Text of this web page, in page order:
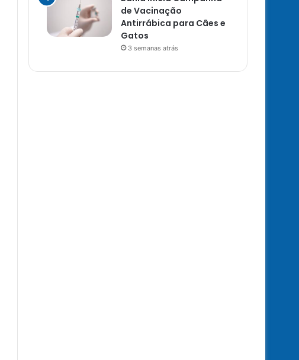
de Vacinação
Antirrábica para Cães e
Gatos
3 semanas atrás